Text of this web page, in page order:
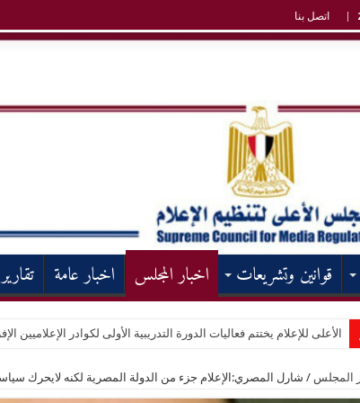
اتصل بنا
قوانين وتشريعات اخبار المجلس اخبار عامة
الأعلى للإعلام يختتم فعاليات الدورة التدريبية الأولى لكوادر الإعلاميين
المجلس / شارل المصري:الإعلام جزء من الدولة المصرية لكنه لايحرك